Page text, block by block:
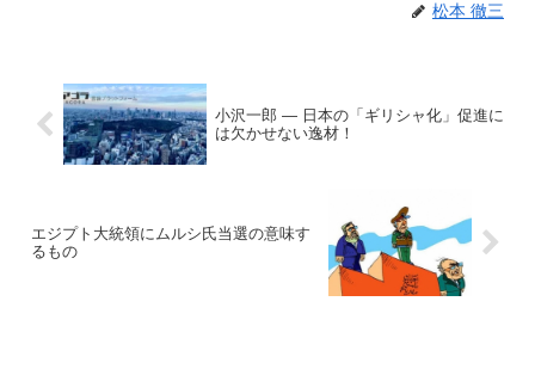
松本 徹三
小沢一郎 ― 日本の「ギリシャ化」促進に
は欠かせない逸材！
エジプト大統領にムルシ氏当選の意味す
るもの